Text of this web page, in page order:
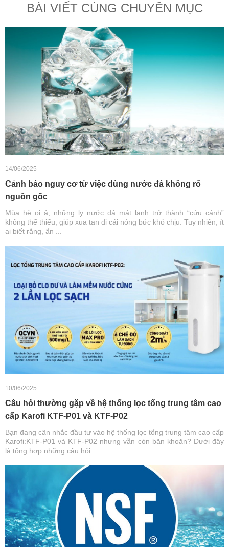
BÀI VIẾT CÙNG CHUYÊN MỤC
14/06/2025
Cảnh báo nguy cơ từ việc dùng nước đá không rõ
nguồn gốc
Mùa hè oi ả, những ly nước đá mát lạnh trở thành “cứu cánh”
không thể thiếu, giúp xua tan đi cái nóng bức khó chịu. Tuy nhiên, ít
ai biết rằng, ẩn ...
10/06/2025
Câu hỏi thường gặp về hệ thống lọc tổng trung tâm cao
cấp Karofi KTF-P01 và KTF-P02
Bạn đang cân nhắc đầu tư vào hệ thống lọc tổng trung tâm cao cấp
Karofi:KTF-P01 và KTF-P02 nhưng vẫn còn băn khoăn? Dưới đây
là tổng hợp những câu hỏi ...